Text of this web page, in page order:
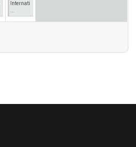
Internati